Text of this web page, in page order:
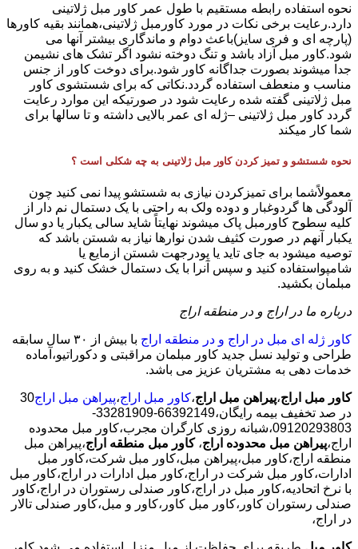
نحوه استفاده رابطه مستقیم با طول عمر کاور مبل ژلاتینی
دارد.رعایت برخی نکات در مورد کاورمبل ژلاتینی،همانند بقیه کاورها
(پارچه ای و فری سایز)باعث دوام و ماندگاری بیشتر آنها می
شود.کاور مبل آزاد باشد و تنگ دوخته نشود اگر تشک های نشیمن
جدا میشوند بصورت جداگانه کاور شود.برای دوخت کاور از جنس
مناسب و منعطف استفاده گردد.نکاتی که برای شستشوی کاور
مبل ژلاتینی گفته شده رعایت شود در صورتیکه این موارد رعایت
گردد کاور مبل ژلاتینی –ژله ای عمر بالایی داشته و تا سالها برای
شما کار میکند
نحوه شستشو و تمیز کردن کاور مبل ژلاتینی به چه شکلی است ؟
معمولاًشما برای تمیزکردن نیازی به شستشو پیدا نمی کنید چون
آلودگی ها گردوغبار و دوده ولک به راحتی با یک دستمال نم دار از
کلیه سطوح کاورمبل پاک میشوند نهایتاً شاید سالی یکبار یا دو سال
یکبار آنهم در صورت کثیف شدن نوارها نیاز به شستن باشد که
توصیه میشود به جای تاید یا پودرجهت شستن ازمایع یا
شامپواستفاده کنید و سپس آنرا با یک دستمال خشک کنید و به روی
مبلمان بکشید.
درباره ما در اراج و در منطقه اراج
کاور ژله ای مبل در اراج و در منطقه اراج
با بیش از ٣٠ سال سابقه
طراحی و تولید نسل جدید کاور مبلمان مراقبتی و دکوراتیو،آماده
خدمات دهی به مشتریان عزیز می باشد.
کاور مبل اراج،پیراهن مبل اراج،کاور مبل اراج،پیراهن مبل اراج30
در صد تخفیف بیمه رایگان،66392149-33281909-
09120293803،شبانه روزی کارگران مجرب،کاور مبل محدوده
اراج،پیراهن مبل محدوده اراج، کاور مبل منطقه اراج،پیراهن مبل
منطقه اراج،کاور مبل،پیراهن مبل،کاور مبل شرکت،کاور مبل
ادارات،کاور مبل شرکت در اراج،کاور مبل ادارات در اراج،کاور مبل
با نرخ اتحادیه،کاور مبل در اراج،کاور صندلی رستوران در اراج،کاور
صندلی رستوران کاور،کاور مبل کاور،کاور و مبل،کاور صندلی تالار
در اراج،